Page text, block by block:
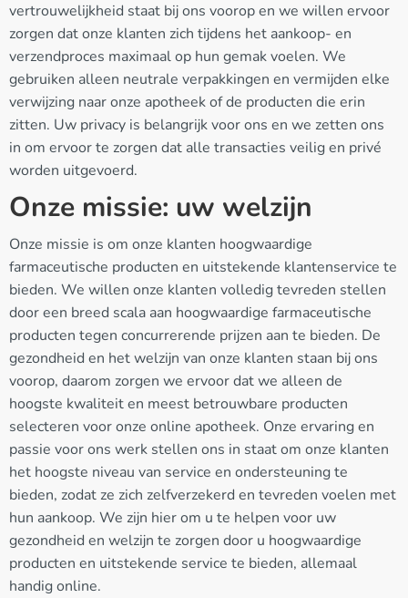
vertrouwelijkheid staat bij ons voorop en we willen ervoor
zorgen dat onze klanten zich tijdens het aankoop- en
verzendproces maximaal op hun gemak voelen. We
gebruiken alleen neutrale verpakkingen en vermijden elke
verwijzing naar onze apotheek of de producten die erin
zitten. Uw privacy is belangrijk voor ons en we zetten ons
in om ervoor te zorgen dat alle transacties veilig en privé
worden uitgevoerd.
Onze missie: uw welzijn
Onze missie is om onze klanten hoogwaardige
farmaceutische producten en uitstekende klantenservice te
bieden. We willen onze klanten volledig tevreden stellen
door een breed scala aan hoogwaardige farmaceutische
producten tegen concurrerende prijzen aan te bieden. De
gezondheid en het welzijn van onze klanten staan bij ons
voorop, daarom zorgen we ervoor dat we alleen de
hoogste kwaliteit en meest betrouwbare producten
selecteren voor onze online apotheek. Onze ervaring en
passie voor ons werk stellen ons in staat om onze klanten
het hoogste niveau van service en ondersteuning te
bieden, zodat ze zich zelfverzekerd en tevreden voelen met
hun aankoop. We zijn hier om u te helpen voor uw
gezondheid en welzijn te zorgen door u hoogwaardige
producten en uitstekende service te bieden, allemaal
handig online.